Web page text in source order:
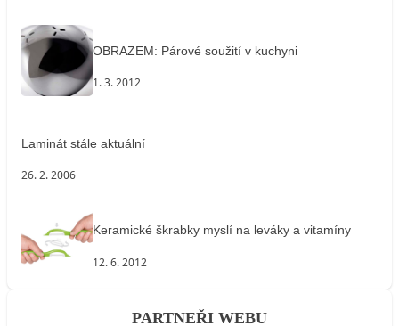
OBRAZEM: Párové soužití v kuchyni
1. 3. 2012
Laminát stále aktuální
26. 2. 2006
Keramické škrabky myslí na leváky a vitamíny
12. 6. 2012
PARTNEŘI WEBU